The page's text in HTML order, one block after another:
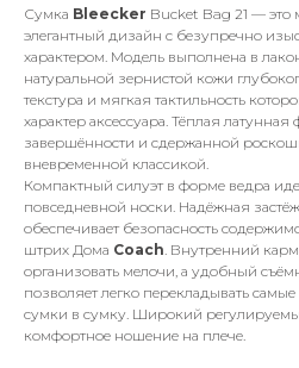
Сумка Bleecker Bucket Bag 21 —
элегантный дизайн с безупречно
характером. Модель выполнена в
натуральной зернистой кожи
текстура и мягкая тактильность
характер аксессуара. Тёплая
завершённости и сдержанной
вневременной классикой.
Компактный силуэт в форме ведра
повседневной носки. Надёжная
обеспечивает безопасность
штрих Дома Coach. Внутренний
организовать мелочи, а удобный
позволяет легко перекладывать
сумки в сумку. Широкий
комфортное ношение на плече.